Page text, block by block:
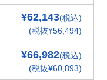
¥62,143(税込)
(税抜¥56,494)
¥66,982(税込)
(税抜¥60,893)